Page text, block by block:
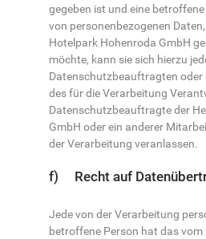
gegeben ist und eine
von personenbezogenen
Hotelpark Hohenroda GmbH
möchte, kann sie sich hierzu
Datenschutzbeauftragten oder
des für die Verarbeitung
Datenschutzbeauftragte der
GmbH oder ein anderer
der Verarbeitung veranlassen.
f) Recht auf
Jede von der Verarbeitung
betroffene Person hat das